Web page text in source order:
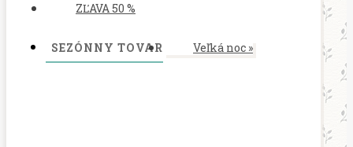
ZĽAVA 50 %
SEZÓNNY TOVAR Veľká noc »